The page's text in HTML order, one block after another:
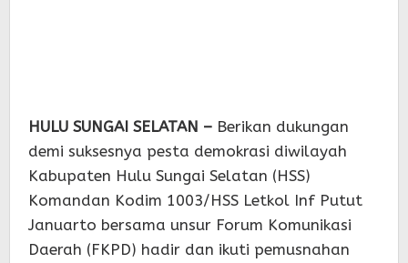
HULU SUNGAI SELATAN – Berikan dukungan
demi suksesnya pesta demokrasi diwilayah
Kabupaten Hulu Sungai Selatan (HSS)
Komandan Kodim 1003/HSS Letkol Inf Putut
Januarto bersama unsur Forum Komunikasi
Daerah (FKPD) hadir dan ikuti pemusnahan